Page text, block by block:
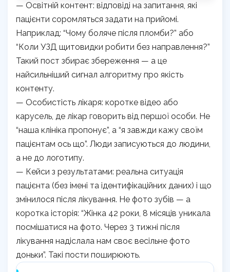
— Освітній контент: відповіді на запитання, які
пацієнти соромляться задати на прийомі.
Наприклад: “Чому боляче після пломби?” або
“Коли УЗД щитовидки робити без направлення?”
Такий пост збирає збереження — а це
найсильніший сигнал алгоритму про якість
контенту.
— Особистість лікаря: коротке відео або
карусель, де лікар говорить від першої особи. Не
“наша клініка пропонує”, а “я завжди кажу своїм
пацієнтам ось що”. Люди записуються до людини,
а не до логотипу.
— Кейси з результатами: реальна ситуація
пацієнта (без імені та ідентифікаційних даних) і що
змінилося після лікування. Не фото зубів — а
коротка історія: “Жінка 42 роки, 8 місяців уникала
посмішатися на фото. Через 3 тижні після
лікування надіслала нам своє весільне фото
доньки”. Такі пости поширюють.